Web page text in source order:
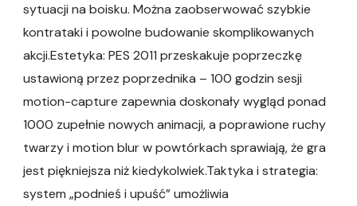
sytuacji na boisku. Można zaobserwować szybkie
kontrataki i powolne budowanie skomplikowanych
akcji.Estetyka: PES 2011 przeskakuje poprzeczkę
ustawioną przez poprzednika – 100 godzin sesji
motion-capture zapewnia doskonały wygląd ponad
1000 zupełnie nowych animacji, a poprawione ruchy
twarzy i motion blur w powtórkach sprawiają, że gra
jest piękniejsza niż kiedykolwiek.Taktyka i strategia:
system „podnieś i upuść” umożliwia